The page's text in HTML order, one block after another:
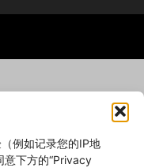
例如记录您的IP地
意下方的“Privacy